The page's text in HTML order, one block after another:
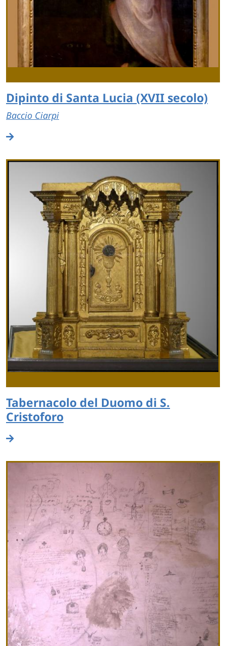
Dipinto di Santa Lucia (XVII secolo)
Baccio Ciarpi
Tabernacolo del Duomo di S.
Cristoforo